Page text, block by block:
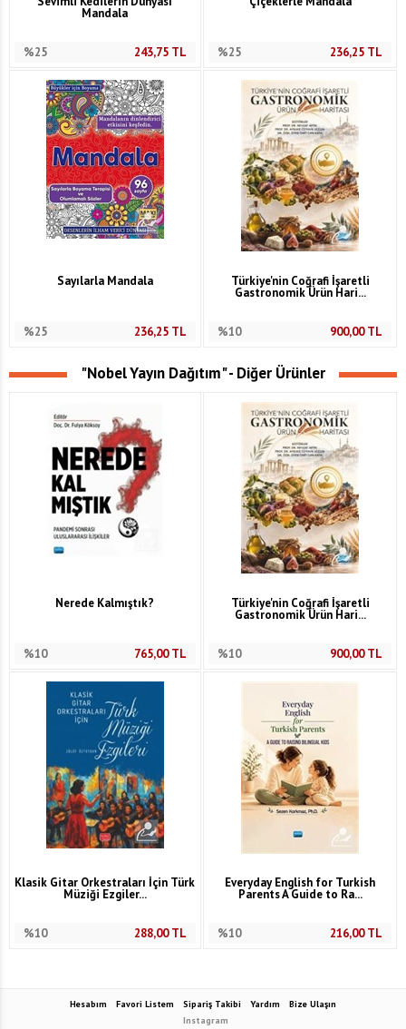
Mandala
%25 243,75TL %25 236,25 TL
Sayılarla Mandala
%25 236,25TL
Türkiye'nin Coğrafi İşaretli
Gastronomik Ürün Hari...
%10 900,00TL
"Nobel Yayın Dağıtım" - Diğer Ürünler
Nerede Kalmıştık?
%10 765,00TL
Türkiye'nin Coğrafi İşaretli
Gastronomik Ürün Hari...
%10 900,00TL
Klasik Gitar Orkestraları İçin Türk
Müziği Ezgiler...
%10 288,00TL
Everyday English for Turkish
Parents A Guide to Ra...
%10 216,00TL
Hesabım Favori Listem Sipariş Takibi Yardım
Bize Ulaşın
Instagram